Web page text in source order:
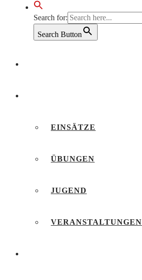
Search for:
Search Button
EINSÄTZE
ÜBUNGEN
JUGEND
VERANSTALTUNGEN